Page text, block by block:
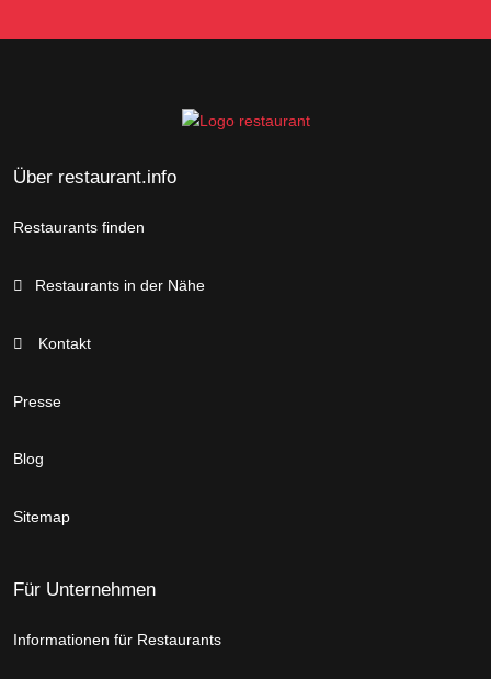
Über restaurant.info
Restaurants finden
Restaurants in der Nähe
Kontakt
Presse
Blog
Sitemap
Für Unternehmen
Informationen für Restaurants